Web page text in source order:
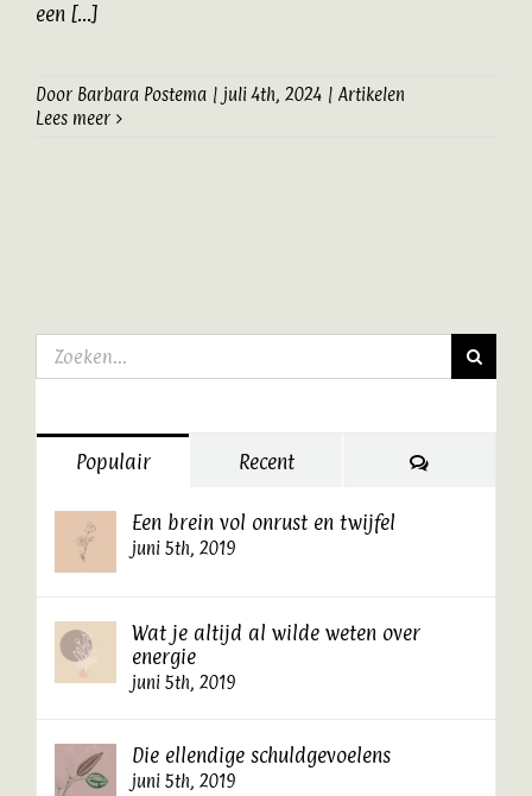
een [...]
Door Barbara Postema | juli 4th, 2024 | Artikelen
Lees meer
Zoeken
naar:
Populair Recent Reacties
Een brein vol onrust en twijfel
juni 5th, 2019
Wat je altijd al wilde weten over
energie
juni 5th, 2019
Die ellendige schuldgevoelens
juni 5th, 2019